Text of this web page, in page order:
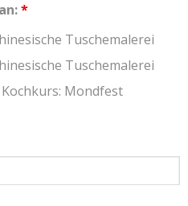
*
Tuschemalerei
Tuschemalerei
Kochkurs: Mondfest